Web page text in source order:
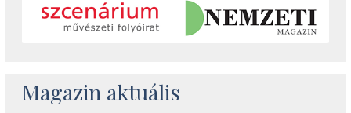
Magazin aktuális